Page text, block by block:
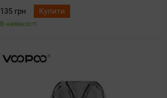
135 грн
Купити
В наявності